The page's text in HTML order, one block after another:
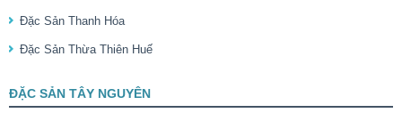
Đặc Sản Thanh Hóa
Đặc Sản Thừa Thiên Huế
ĐẶC SẢN TÂY NGUYÊN